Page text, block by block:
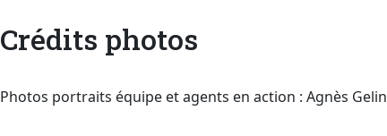
Crédits photos
Photos portraits équipe et agents en action : Agnès Gelin